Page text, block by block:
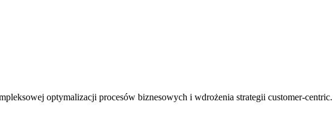
optymalizacji procesów biznesowych i wdrożenia strategii customer-centric.